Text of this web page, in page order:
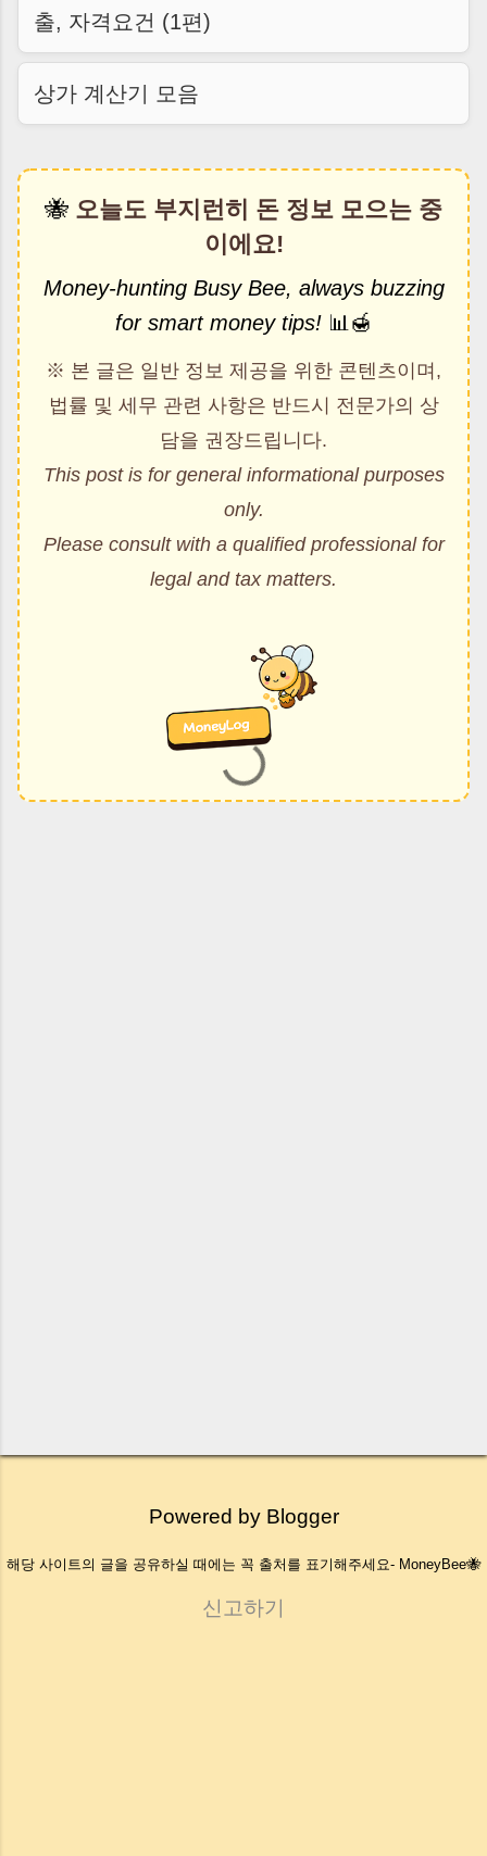
출, 자격요건 (1편)
상가 계산기 모음
🐝 오늘도 부지런히 돈 정보 모으는 중
이에요!
Money-hunting Busy Bee, always buzzing
for smart money tips! 📊🍯
※ 본 글은 일반 정보 제공을 위한 콘텐츠이며,
법률 및 세무 관련 사항은 반드시 전문가의 상
담을 권장드립니다.
This post is for general informational purposes
only.
Please consult with a qualified professional for
legal and tax matters.
Powered by Blogger
해당 사이트의 글을 공유하실 때에는 꼭 출처를 표기해주세요- MoneyBee🐝
신고하기